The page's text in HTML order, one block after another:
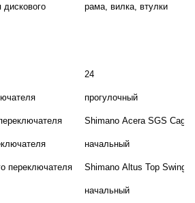
рама, вилка, втулки
24
прогулочный
Shimano Acera SGS Cage
начальный
переключателя Shimano Altus Top Swing
начальный